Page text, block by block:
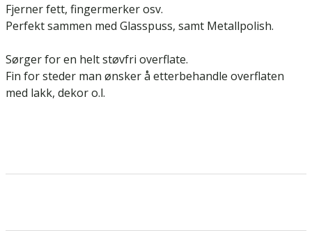
Fjerner fett, fingermerker osv.
Perfekt sammen med Glasspuss, samt Metallpolish.
Sørger for en helt støvfri overflate.
Fin for steder man ønsker å etterbehandle overflaten
med lakk, dekor o.l.